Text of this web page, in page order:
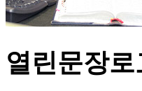
열린문장로